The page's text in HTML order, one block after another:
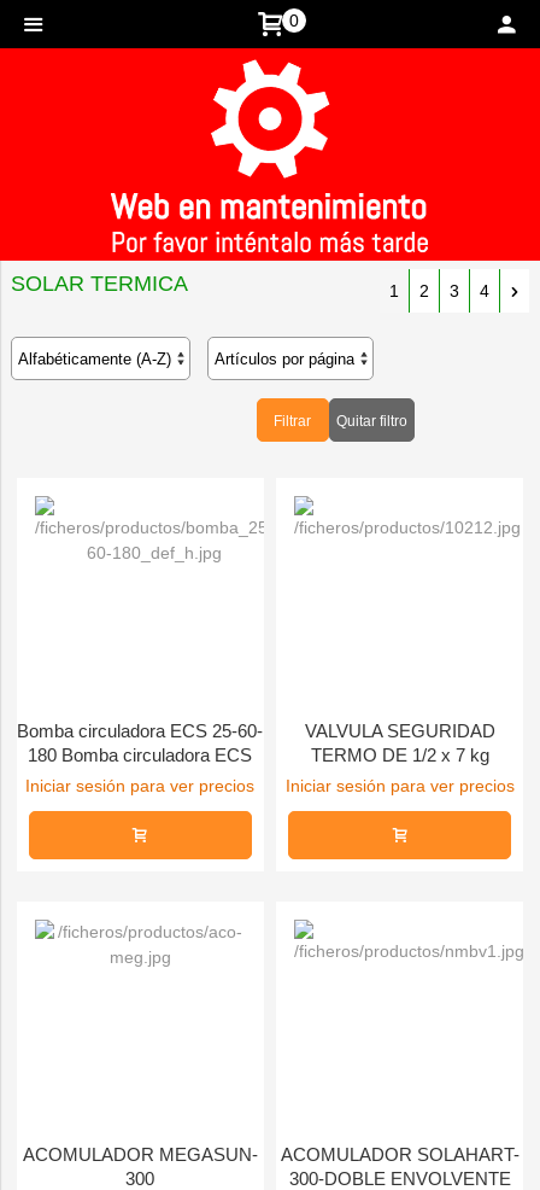
0
SOLAR TERMICA>
SOLAR TERMICA 1 2 3 4
Quitar filtro
Filtrar
Bomba circuladora ECS 25-60-
180 Bomba circuladora ECS
25-60-180 Circulator pump
Iniciar sesión para ver precios
VALVULA SEGURIDAD
TERMO DE 1/2 x 7 kg
Iniciar sesión para ver precios
ACOMULADOR MEGASUN-
300
ACOMULADOR SOLAHART-
300-DOBLE ENVOLVENTE